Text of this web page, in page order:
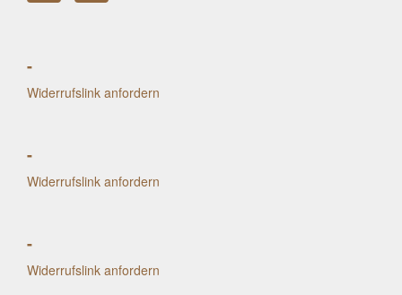
-
Widerrufslink anfordern
-
Widerrufslink anfordern
-
Widerrufslink anfordern